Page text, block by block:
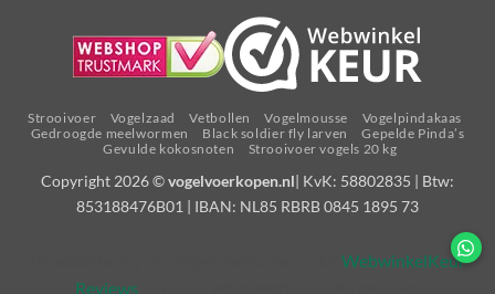
Strooivoer Vogelzaad Vetbollen Vogelmousse
Vogelpindakaas
Gedroogde meelwormen
Black soldier fly larven
Gepelde Pinda’s
Gevulde kokosnoten
Strooivoer vogels 20 kg
Copyright 2026 ©vogelvoerkopen.nl| KvK: 58802835 | Btw:
853188476B01 | IBAN: NL85 RBRB 0845 1895 73
WebwinkelKeur
Reviews